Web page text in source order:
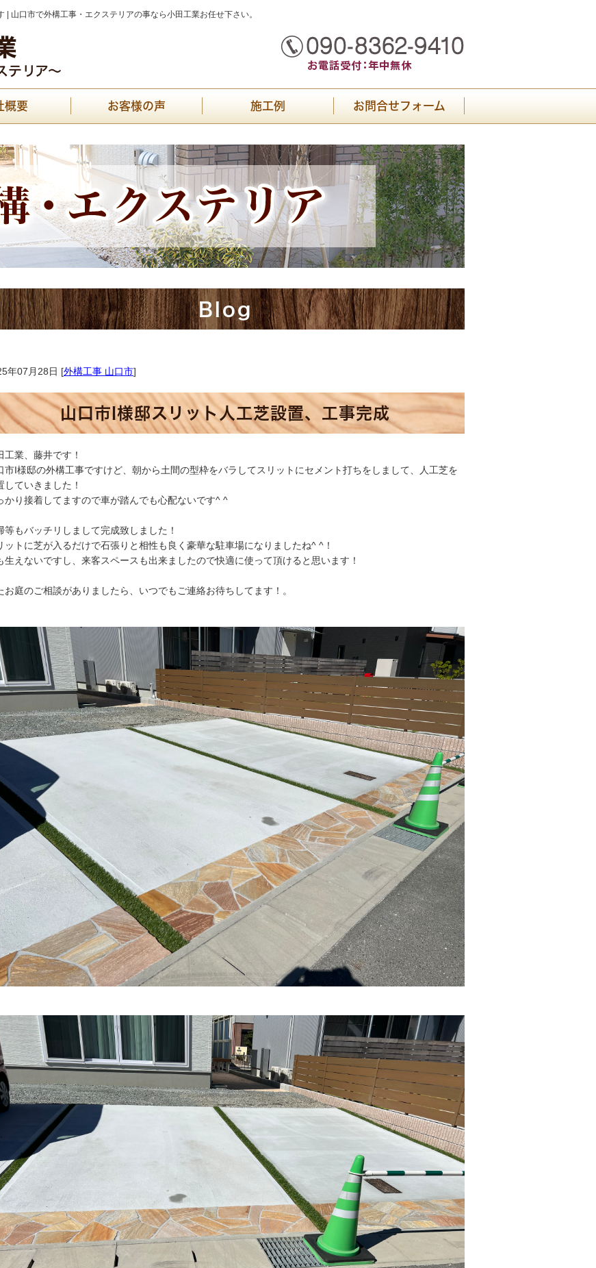
山口市で外構工事・エクステリアの事なら小田工業お任せ下さい。
概要 お客様の声 施工例 お問合せフォーム
Blog
年07月28日 [外構工事 山口市]
山口市I様邸スリット人工芝設置、工事完成
工業、藤井です！
市I様邸の外構工事ですけど、朝から土間の型枠をバラしてスリットにセメント打ちをしまして、人工芝を
していきました！
かり接着してますので車が踏んでも心配ないです^ ^
等もバッチリしまして完成致しました！
ットに芝が入るだけで石張りと相性も良く豪華な駐車場になりましたね^ ^！
生えないですし、来客スペースも出来ましたので快適に使って頂けると思います！
お庭のご相談がありましたら、いつでもご連絡お待ちしてます！。